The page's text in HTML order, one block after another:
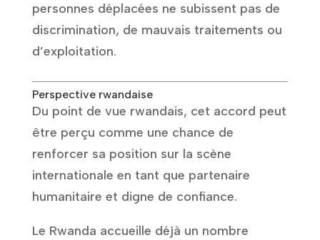
personnes déplacées ne subissent pas de
discrimination, de mauvais traitements ou
d’exploitation.
Perspective rwandaise
Du point de vue rwandais, cet accord peut
être perçu comme une chance de
renforcer sa position sur la scène
internationale en tant que partenaire
humanitaire et digne de confiance.
Le Rwanda accueille déjà un nombre